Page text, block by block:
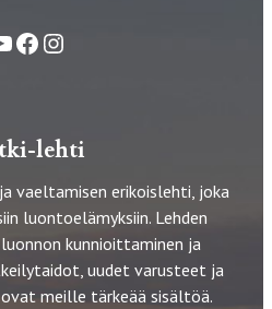
FacebookInstagram
lehti
vaeltamisen erikoislehti, joka
luontoelämyksiin. Lehden
kunnioittaminen ja
uudet varusteet ja
meille tärkeää sisältöä.